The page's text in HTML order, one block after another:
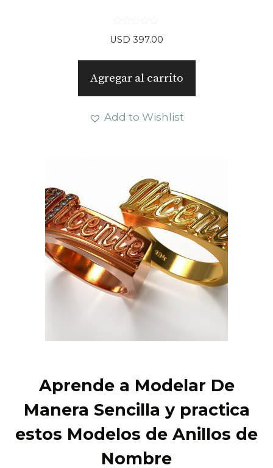
d
5
USD 397.00
Agregar al carrito
Add to Wishlist
Aprende a Modelar De
Manera Sencilla y practica
estos Modelos de Anillos de
Nombre